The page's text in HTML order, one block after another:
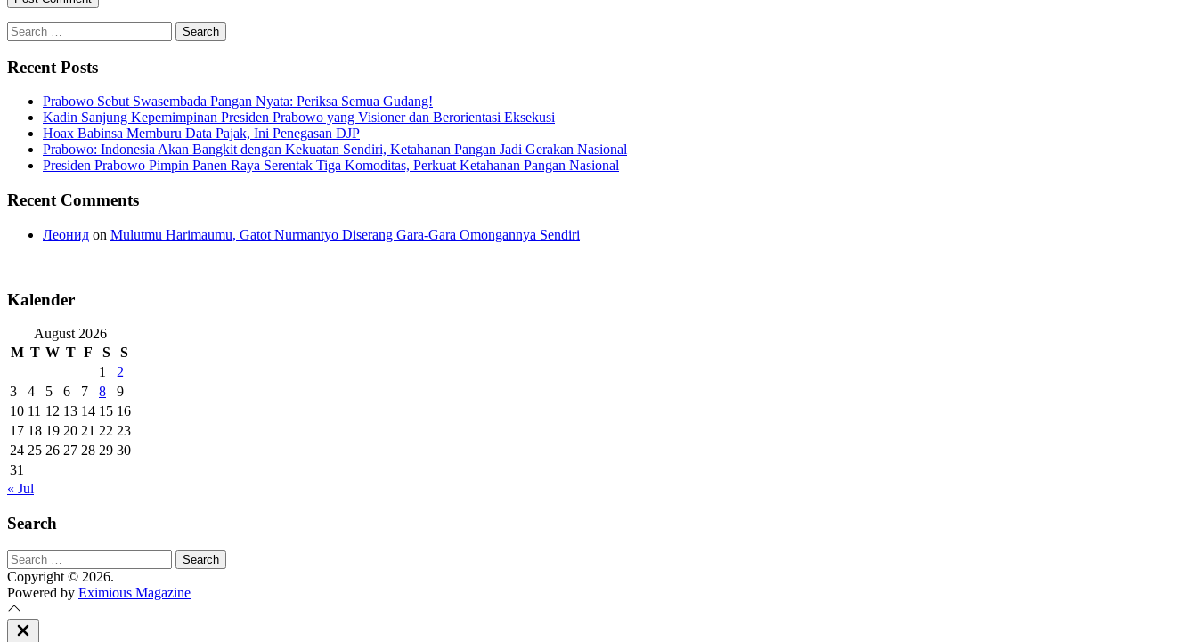
Search
for:
Recent Posts
Prabowo Sebut Swasembada Pangan Nyata: Periksa Semua Gudang!
Kadin Sanjung Kepemimpinan Presiden Prabowo yang Visioner dan Berorientasi Eksekusi
Hoax Babinsa Memburu Data Pajak, Ini Penegasan DJP
Prabowo: Indonesia Akan Bangkit dengan Kekuatan Sendiri, Ketahanan Pangan Jadi Gerakan Nasional
Presiden Prabowo Pimpin Panen Raya Serentak Tiga Komoditas, Perkuat Ketahanan Pangan Nasional
Recent Comments
Леонид on Mulutmu Harimaumu, Gatot Nurmantyo Diserang Gara-Gara Omongannya Sendiri
Kalender
August 2026
M T W T F S
S
1
2
3
4 5 6 7 8
9
10 11 12 13 14 15 16
17 18 19 20 21 22 23
24 25 26 27 28 29 30
31
« Jul
Search
Search
for:
Copyright © 2026.
Powered by Eximious Magazine
Close